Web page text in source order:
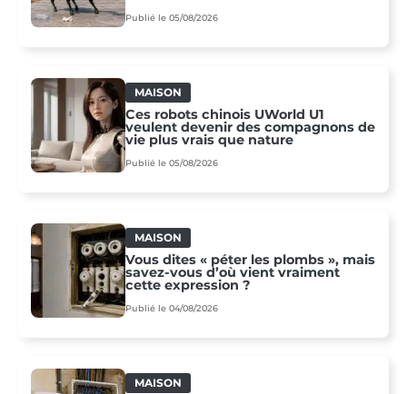
Publié le 05/08/2026
MAISON
Ces robots chinois UWorld U1
veulent devenir des compagnons de
vie plus vrais que nature
Publié le 05/08/2026
MAISON
Vous dites « péter les plombs », mais
savez-vous d’où vient vraiment
cette expression ?
Publié le 04/08/2026
MAISON